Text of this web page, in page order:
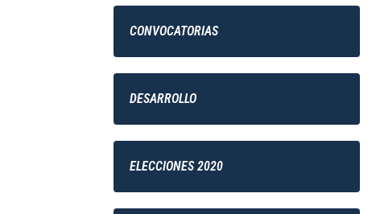
CONVOCATORIAS
DESARROLLO
ELECCIONES 2020